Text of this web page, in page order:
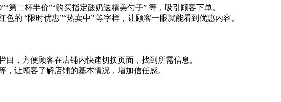
第二杯半价”“购买指定酸奶送精美勺子” 等，吸引顾客下单。
的 “限时优惠”“热卖中” 等字样，让顾客一眼就能看到优惠内容。
，方便顾客在店铺内快速切换页面，找到所需信息。
让顾客了解店铺的基本情况，增加信任感。